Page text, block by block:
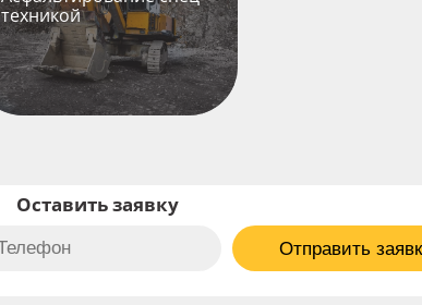
техникой
Оставить заявку
Отправить